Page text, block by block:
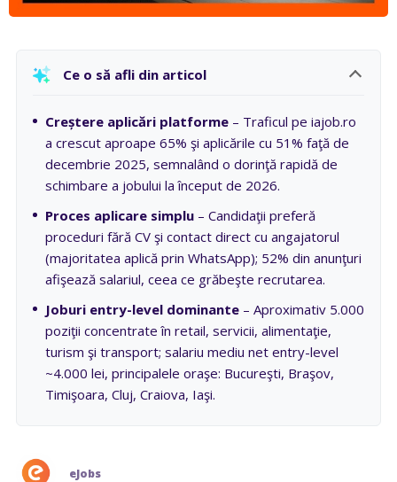
Ce o să afli din articol
Creștere aplicări platforme – Traficul pe iajob.ro
a crescut aproape 65% şi aplicările cu 51% faţă de
decembrie 2025, semnalând o dorinţă rapidă de
schimbare a jobului la început de 2026.
Proces aplicare simplu – Candidaţii preferă
proceduri fără CV şi contact direct cu angajatorul
(majoritatea aplică prin WhatsApp); 52% din anunţuri
afişează salariul, ceea ce grăbeşte recrutarea.
Joburi entry-level dominante – Aproximativ 5.000
poziţii concentrate în retail, servicii, alimentaţie,
turism şi transport; salariu mediu net entry-level
~4.000 lei, principalele oraşe: Bucureşti, Braşov,
Timişoara, Cluj, Craiova, Iaşi.
eJobs